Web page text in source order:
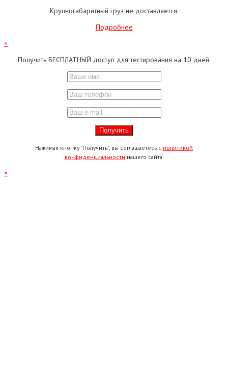
Крупногабаритный груз не доставляется.
Подробнее
×
Получить БЕСПЛАТНЫЙ доступ для тестирования на 10 дней.
Нажимая кнопку "Получить", вы соглашаетесь с политикой
конфиденциальности нашего сайта.
×